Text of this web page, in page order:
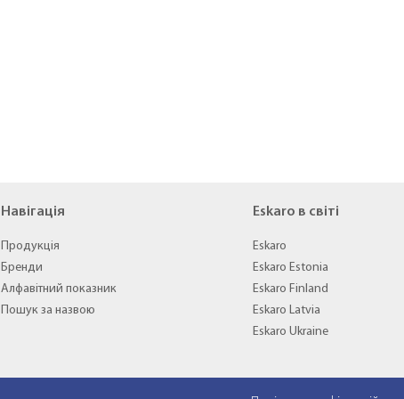
Навігація
Продукція
Бренди
Алфавітний показник
Пошук за назвою
Eskaro в світі
Eskaro
Eskaro Estonia
Eskaro Finland
Eskaro Latvia
Eskaro Ukraine